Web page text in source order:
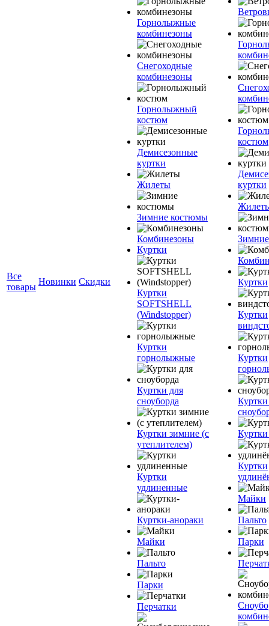
Все
товары
Новинки Скидки
Горнолыжные
комбинезоны
Снегоходные
комбинезоны
Горнолыжный
костюм
Демисезонные
куртки
Жилеты
Зимние костюмы
Комбинезоны
Куртки
Куртки
SOFTSHELL
(Windstopper)
Куртки
горнолыжные
Куртки для
сноуборда
Куртки зимние (с
утеплителем)
Куртки
удлиненные
Куртки-анораки
Майки
Пальто
Парки
Перчатки
костюм
куртки
Куртки
Куртки
Куртки
Куртки
Куртки
Майки
Пальто
Парки